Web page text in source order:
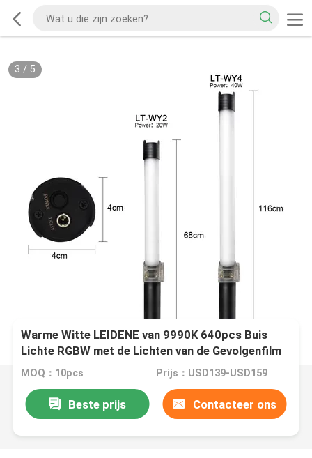
3 / 5
Warme Witte LEIDENE van 9990K 640pcs Buis
Lichte RGBW met de Lichten van de Gevolgenfilm
MOQ：10pcs Prijs：USD139-USD159
Beste prijs Contacteer ons